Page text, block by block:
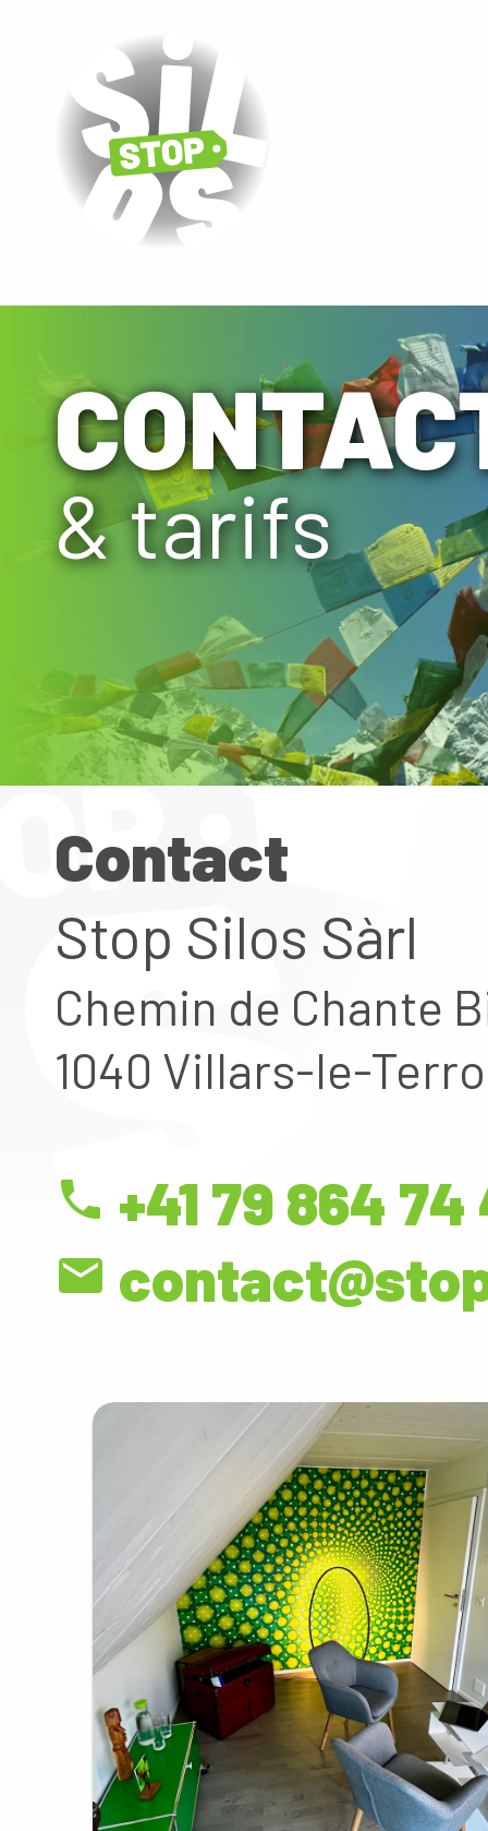
& tarifs
Contact
Stop Silos Sàrl
Chemin de Chante
1040 Villars-le-
phone +41 79 864
